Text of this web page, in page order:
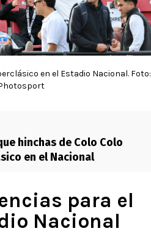
en el Estadio Nacional. Foto:
hinchas de Colo Colo
en el Nacional
para el
Nacional